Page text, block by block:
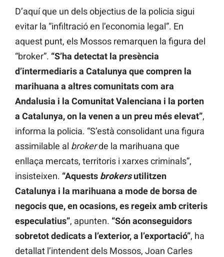
D’aquí que un dels objectius de la policia sigui
evitar la “infiltració en l’economia legal”. En
aquest punt, els Mossos remarquen la figura del
“broker”. “S’ha detectat la presència
d’intermediaris a Catalunya que compren la
marihuana a altres comunitats com ara
Andalusia i la Comunitat Valenciana i la porten
a Catalunya, on la venen a un preu més elevat”,
informa la policia. “S’està consolidant una figura
assimilable al brokerde la marihuana que
enllaça mercats, territoris i xarxes criminals”,
insisteixen. “Aquests brokersutilitzen
Catalunya i la marihuana a mode de borsa de
negocis que, en ocasions, es regeix amb criteris
especulatius”, apunten. “Són aconseguidors
sobretot dedicats a l’exterior, a l’exportació”, ha
detallat l’intendent dels Mossos, Joan Carles